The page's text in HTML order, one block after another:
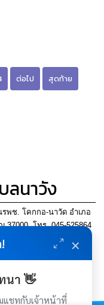
ต่อไป
สุดท้าย
ลนาวัง
พช. โคกกอ-นาวัด อำเภอ
37000. โทร. 045-525864
พอเพียง เป็นสุข
×
นา 👋
แชทกับเจ้าหน้าที่